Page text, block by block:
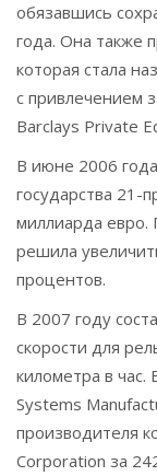
обязавшись
года. Она также
которая стала
с привлечением
Barclays Private
В июне 2006
государства 21-
миллиарда евро.
решила
процентов.
В 2007 году
скорости для
километра в
Systems
производителя
Corporation за